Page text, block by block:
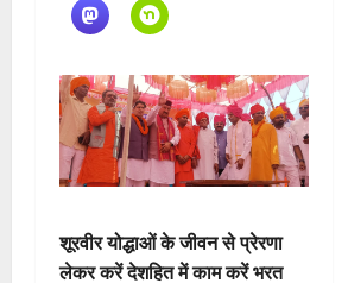
शूरवीर योद्धाओं के जीवन से प्रेरणा
लेकर करें देशहित में काम करें भरत